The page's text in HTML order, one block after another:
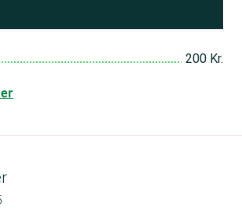
200 Kr.